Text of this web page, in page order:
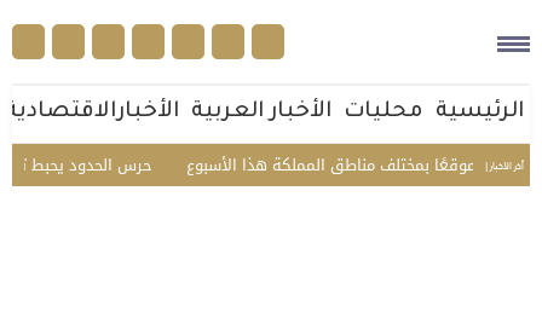
الرئيسية محليات الأخبار العربية الأخبارالاقتصادية
أخر الأخبار | حرس الحدود يحبط تهريب 45 كيلوجرامًا من الحشيش في عسير ويقبض على 3 مخالفين